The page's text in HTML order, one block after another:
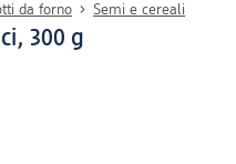
da forno Semi e cereali
300 g